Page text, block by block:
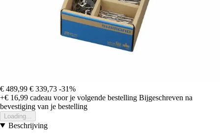
€ 489,99 € 339,73 -31%
+€ 16,99 cadeau voor je volgende bestelling Bijgeschreven na
bevestiging van je bestelling
Loading...
Beschrijving